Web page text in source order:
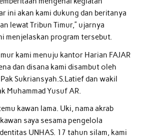
ini akan kami dukung dan beritanya
lewat Tribun Timur,” ujarnya
menjelaskan program tersebut.
kami menuju kantor Harian FAJAR
dan disana kami disambut oleh
Sukriansyah.S.Latief dan wakil
Muhammad Yusuf AR.
kawan lama. Uki, nama akrab
saya sesama pengelola
UNHAS. 17 tahun silam, kami